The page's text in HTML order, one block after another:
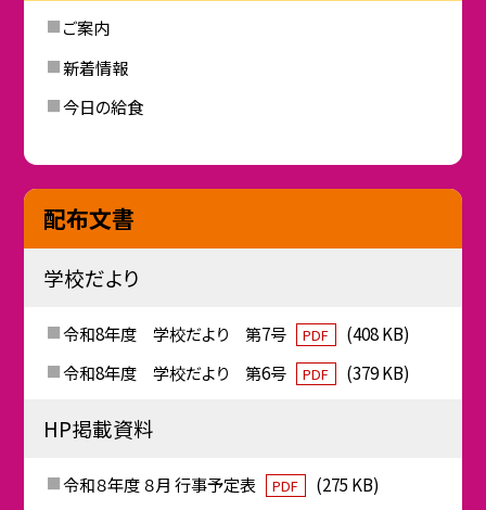
ご案内
新着情報
今日の給食
配布文書
学校だより
令和8年度 学校だより 第7号 PDF
(408 KB)
令和8年度 学校だより 第6号
PDF (379 KB)
HP掲載資料
令和８年度 ８月 行事予定表 PDF
(275 KB)